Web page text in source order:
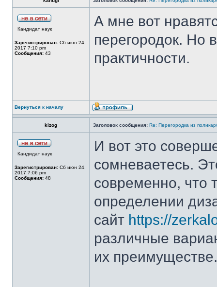
Кандидат наук
Зарегистрирован: Сб июн 24,
2017 7:10 pm
Сообщения: 43
А мне вот
перегородок. Но
практичности.
Вернуться к началу
kizog Заголовок сообщения: Re: Перегородка из
Кандидат наук
Зарегистрирован: Сб июн 24,
2017 7:06 pm
Сообщения: 48
И вот это
сомневаетесь.
современно, что
определении
сайт https://
различные
их преимуществе.